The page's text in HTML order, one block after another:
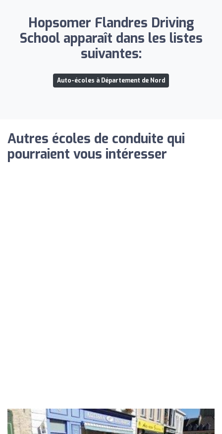
Hopsomer Flandres Driving
School apparaît dans les listes
suivantes:
Auto-écoles à Département de Nord
Autres écoles de conduite qui
pourraient vous intéresser